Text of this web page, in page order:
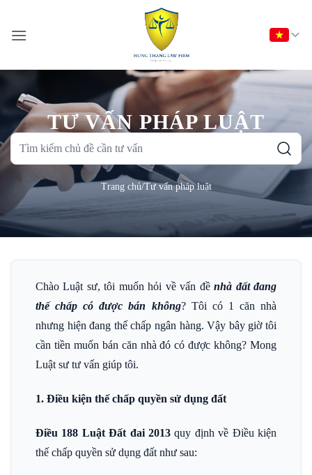
nội
TƯ VẤN PHÁP LUẬT
Tìm
chủ
đề
tư
Trang chủ/Tư vấn pháp luật
Chào Luật sư, tôi muốn hỏi về vấn đềnhà đất đang
thế chấp có được bán không? Tôi có 1 căn nhà
nhưng hiện đang thế chấp ngân hàng. Vậy bây giờ tôi
cần tiền muốn bán căn nhà đó có được không? Mong
Luật sư tư vấn giúp tôi.
1. Điều kiện thế chấp quyền sử dụng đất
Điều 188 Luật Đất đai 2013 quy định về Điều kiện
thế chấp quyền sử dụng đất như sau: